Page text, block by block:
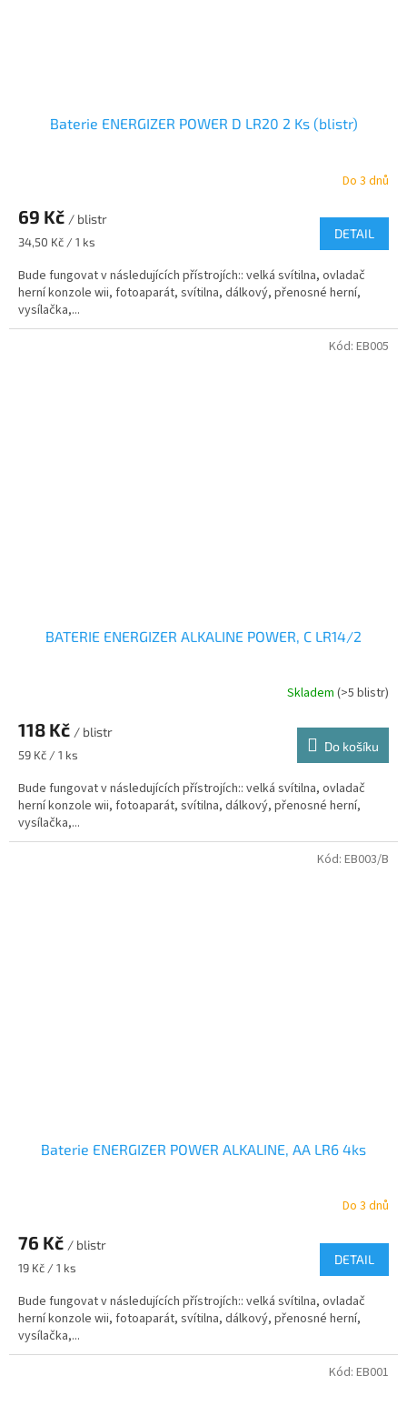
Baterie ENERGIZER POWER D LR20 2 Ks (blistr)
Do 3 dnů
69 Kč / blistr
Měrná
34,50 Kč / 1 ks
DETAIL
Bude fungovat v následujících přístrojích:: velká svítilna, ovladač
herní konzole wii, fotoaparát, svítilna, dálkový, přenosné herní,
vysílačka,...
BATERIE ENERGIZER ALKALINE POWER, C LR14/2
Skladem (>5 blistr)
118 Kč / blistr
Měrná
59 Kč / 1 ks
Do košíku
Bude fungovat v následujících přístrojích:: velká svítilna, ovladač
herní konzole wii, fotoaparát, svítilna, dálkový, přenosné herní,
vysílačka,...
Kód: EB005
Baterie ENERGIZER POWER ALKALINE, AA LR6 4ks
Do 3 dnů
76 Kč / blistr
Měrná
19 Kč / 1 ks
DETAIL
Bude fungovat v následujících přístrojích:: velká svítilna, ovladač
herní konzole wii, fotoaparát, svítilna, dálkový, přenosné herní,
vysílačka,...
Kód: EB003/B
Kód: EB001